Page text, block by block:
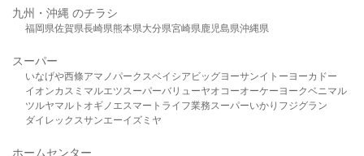
九州・沖縄 のチラシ
福岡県佐賀県長崎県熊本県大分県宮崎県鹿児島県沖縄県
スーパー
いなげや西條アマノパークスベイシア ビッグヨーサンイトーヨーカドー
イオンカスミ マルエツスーパーバリューヤオコーオーケー ヨークベニマル
ツルヤマルト オギノ エスマート ライフ業務スーパーいかり フジグラン
ダイレックスサンエーイズミヤ
ホームセンター